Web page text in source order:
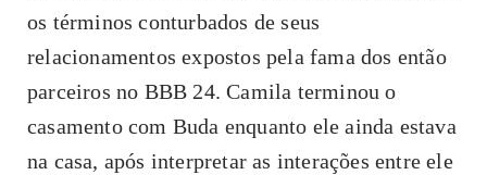
os términos conturbados de seus
relacionamentos expostos pela fama dos então
parceiros no BBB 24. Camila terminou o
casamento com Buda enquanto ele ainda estava
na casa, após interpretar as interações entre ele